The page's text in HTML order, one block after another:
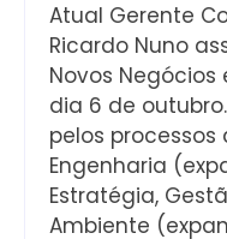
Atual Gerente
Ricardo Nuno
Novos
dia 6 de
pelos processos
Engenharia
Estratégia,
Ambiente